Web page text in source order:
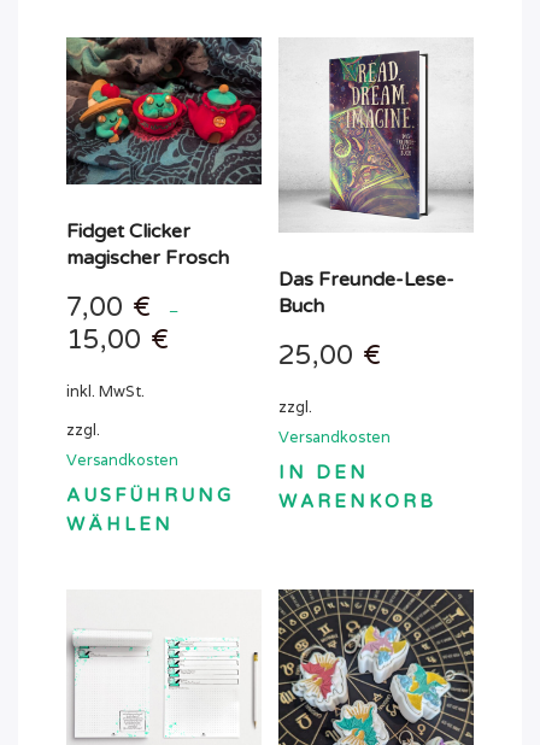
Fidget Clicker
magischer Frosch
7,00 € –
15,00 €
inkl. MwSt.
zzgl.
Versandkosten
AUSFÜHRUNG
WÄHLEN
mehrere
Varianten
Die
Das Freunde-Lese-
Buch
25,00 €
zzgl.
Versandkosten
IN DEN
WARENKORB